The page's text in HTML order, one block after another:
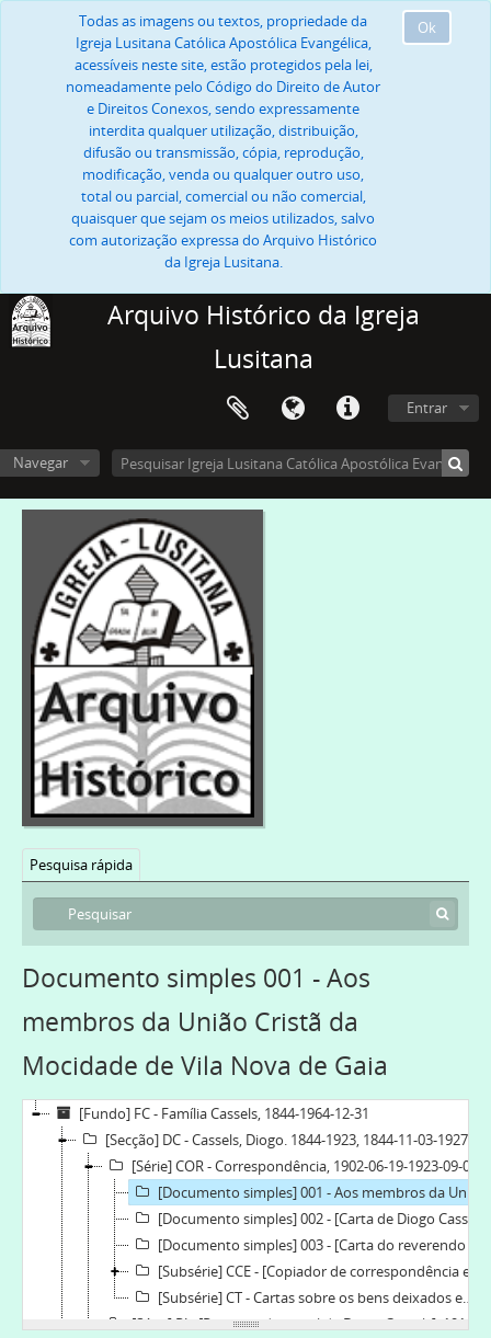
Ok
Todas as imagens ou textos, propriedade da
Igreja Lusitana Católica Apostólica Evangélica,
acessíveis neste site, estão protegidos pela lei,
nomeadamente pelo Código do Direito de Autor
e Direitos Conexos, sendo expressamente
interdita qualquer utilização, distribuição,
difusão ou transmissão, cópia, reprodução,
modificação, venda ou qualquer outro uso,
total ou parcial, comercial ou não comercial,
quaisquer que sejam os meios utilizados, salvo
com autorização expressa do Arquivo Histórico
da Igreja Lusitana.
Arquivo Histórico da Igreja
Lusitana
Entrar
Navegar
Pesquisa rápida
Documento simples 001 - Aos
membros da União Cristã da
Mocidade de Vila Nova de Gaia
[Fundo] FC - Família Cassels, 1844-1964-12-31
[Secção] DC - Cassels, Diogo. 1844-1923, 1844-11-03-1927-08-22
[Série] COR - Correspondência, 1902-06-19-1923-09-07
[Documento simples] 001 - Aos membros da União Cristã da Mocidade de Vila Nova de Gaia, 1902-06-19
[Documento simples] 002 - [Carta de Diogo Cassels sobre a independência da Igreja Lusitana], 1913
[Documento simples] 003 - [Carta do reverendo George Bell a Diogo Cassels], 1920-08
[Subsérie] CCE - [Copiador de correspondência enviada], 1908-07-1923-01-21
[Subsérie] CT - Cartas sobre os bens deixados em testamento por Diogo Cassels, 1923-11-21-1927-08-22
[Série] RJ - [Recortes de jornal de Diogo Cassels], 1911-02-10-1923-09-07